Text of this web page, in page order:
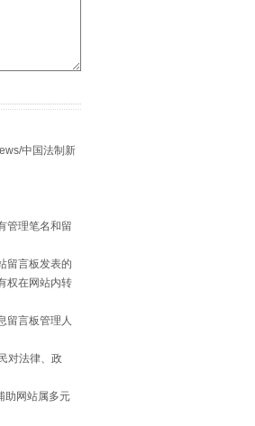
中国法制新
管理笔名和留
留言板发表的
权在网站内转
留言板管理人
对法律、政
助网站属多元